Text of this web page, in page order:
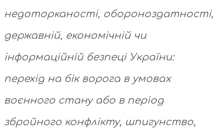
недоторканості, обороноздатності,
державній, економічній чи
інформаційній безпеці України:
перехід на бік ворога в умовах
воєнного стану або в період
збройного конфлікту, шпигунство,